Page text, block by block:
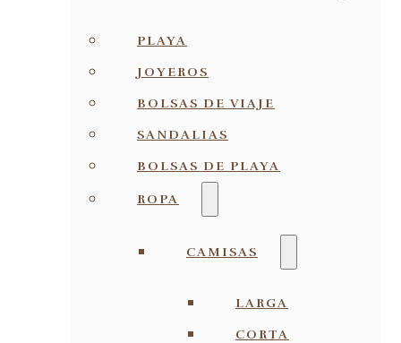
PLAYA
JOYEROS
BOLSAS DE VIAJE
SANDALIAS
BOLSAS DE PLAYA
ROPA
CAMISAS
LARGA
CORTA